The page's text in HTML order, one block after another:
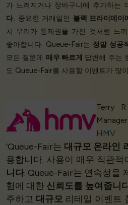
가 느려지거나 장바구니에 추가하는
다. 중요한 거래일인 블랙 프라이데이
치 우리가 통제권을 가진 것처럼 느
좋아합니다. Queue-Fair는 정말 성공
모든 질문에 매우 빠르게 답변해 주는
도 Queue-Fair를 사용할 이벤트가 많
Terry
Manager
HMV
‘Queue-Fair는 대규모 온라인
용합니다. 사용이 매우 직관적
니다. Queue-Fair는 연속성을
험에 대한 신뢰도를 높여줍니
주하고 대규모리테일 이벤트